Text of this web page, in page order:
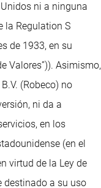
ni a ninguna
la Regulation S
de 1933, en su
Valores”)). Asimismo,
(Robeco) no
ni da a
en los
(en el
virtud de la Ley de
destinado a su uso